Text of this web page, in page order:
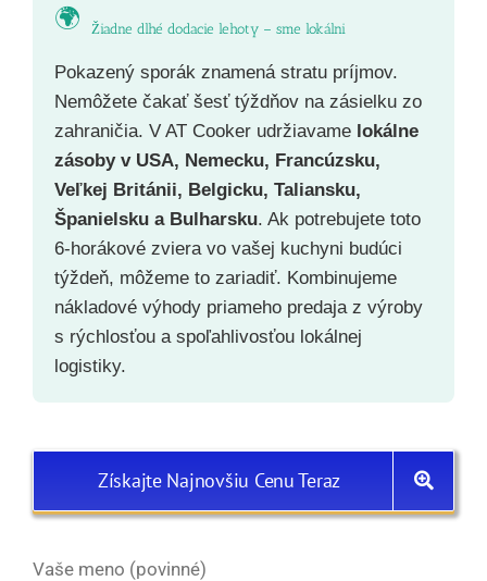
🌍 Žiadne dlhé dodacie lehoty – sme lokálni
Pokazený sporák znamená stratu príjmov.
Nemôžete čakať šesť týždňov na zásielku zo
zahraničia. V AT Cooker udržiavame lokálne
zásoby v USA, Nemecku, Francúzsku,
Veľkej Británii, Belgicku, Taliansku,
Španielsku a Bulharsku. Ak potrebujete toto
6-horákové zviera vo vašej kuchyni budúci
týždeň, môžeme to zariadiť. Kombinujeme
nákladové výhody priameho predaja z výroby
s rýchlosťou a spoľahlivosťou lokálnej
logistiky.
Získajte Najnovšiu Cenu Teraz
Vaše meno (povinné)